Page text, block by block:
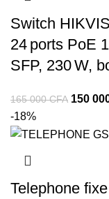
Switch
24 ports PoE
SFP, 230 W,
165 000CFA 150
-18%
Telephone